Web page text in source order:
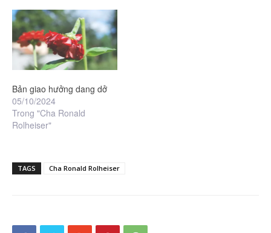
Bản giao hưởng dang dở
05/10/2024
Trong "Cha Ronald
Rolheiser"
TAGS Cha Ronald Rolheiser